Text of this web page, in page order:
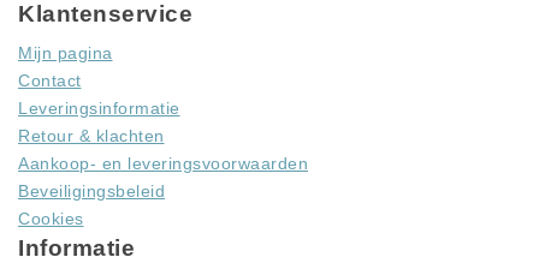
Klantenservice
Mijn pagina
Contact
Leveringsinformatie
Retour & klachten
Aankoop- en leveringsvoorwaarden
Beveiligingsbeleid
Cookies
Informatie